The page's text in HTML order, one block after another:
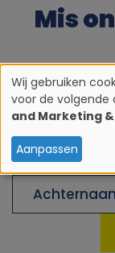
Mis
E-
mailadres
Voornaam
G
e
b
Wij gebruiken
voor de volgende
and Marketing
Aanpassen